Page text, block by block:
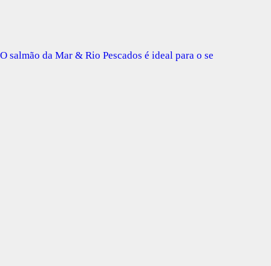
O salmão da Mar & Rio Pescados é ideal para o se